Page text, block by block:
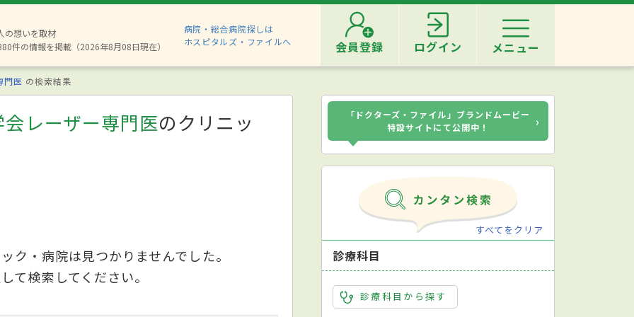
の想いを取材
件の情報を掲載（2026年8月08日現在）
病院・総合病院探しは
ホスピタルズ・ファイルへ
会員登録 ログイン メニュー
門医 の検索結果
レーザー専門医のクリニッ
ク・病院は見つかりませんでした。
て検索してください。
「ドクターズ・ファイル」ブランドムービー
特設サイトにて公開中！
›
すべてをクリア
診療科目
診療科目から探す